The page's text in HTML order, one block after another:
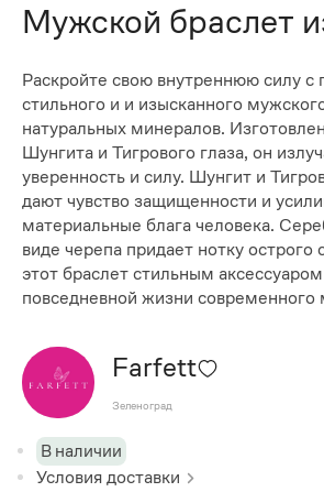
Мужской браслет
Раскройте свою внутреннюю силу
стильного и и изысканного
натуральных минералов.
Шунгита и Тигрового глаза, он
уверенность и силу. Шунгит и
дают чувство защищенности и
материальные блага человека.
виде черепа придает нотку острого
этот браслет стильным
повседневной жизни
Farfett
Зеленоград
В наличии
Условия доставки